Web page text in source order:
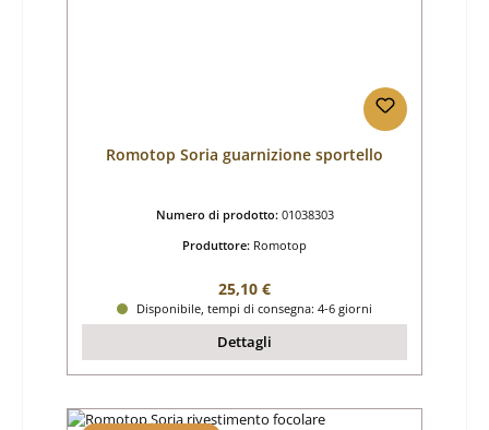
Romotop Soria guarnizione sportello
Numero di prodotto: 01038303
Produttore: Romotop
Prezzo normale:
25,10 €
Disponibile, tempi di consegna: 4-6 giorni
Dettagli